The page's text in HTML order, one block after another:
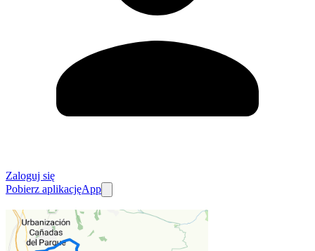
Zaloguj się
Pobierz aplikacjęApp